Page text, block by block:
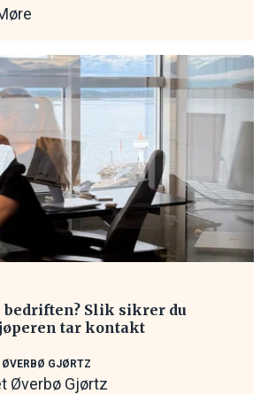
bedriften? Slik sikrer du
tar kontakt
ØVERBØ GJØRTZ
Øverbø Gjørtz